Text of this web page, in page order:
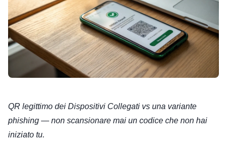
QR legittimo dei Dispositivi Collegati vs una variante
phishing — non scansionare mai un codice che non hai
iniziato tu.